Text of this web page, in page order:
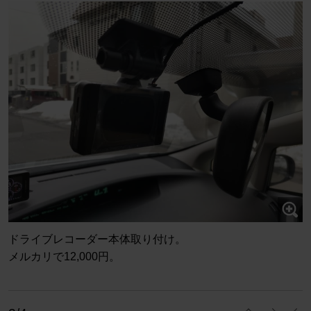
ドライブレコーダー本体取り付け。
メルカリで12,000円。